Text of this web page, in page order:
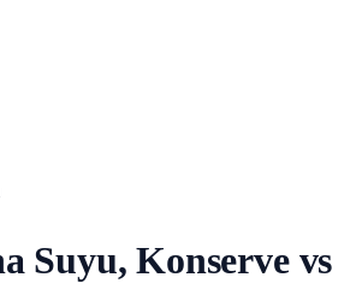
Suyu, Konserve vs